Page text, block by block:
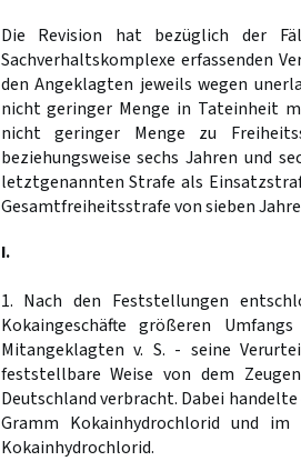
Die Revision hat bezüglich der
Sachverhaltskomplexe erfassenden
den Angeklagten jeweils wegen
nicht geringer Menge in Tateinheit
nicht geringer Menge zu
beziehungsweise sechs Jahren und
letztgenannten Strafe als
Gesamtfreiheitsstrafe von sieben
I.
1. Nach den Feststellungen
Kokaingeschäfte größeren
Mitangeklagten v. S. - seine
feststellbare Weise von dem
Deutschland verbracht. Dabei
Gramm Kokainhydrochlorid und
Kokainhydrochlorid.